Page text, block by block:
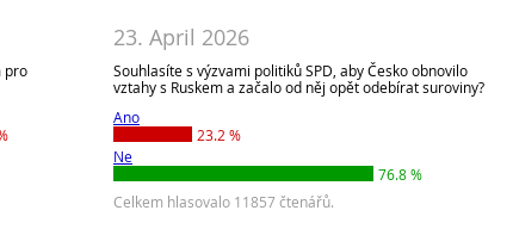
pro
23. April 2026
Souhlasíte s výzvami politiků SPD, aby Česko obnovilo
vztahy s Ruskem a začalo od něj opět odebírat suroviny?
Ano
23.2 %
Ne
76.8 %
Celkem hlasovalo 11857 čtenářů.